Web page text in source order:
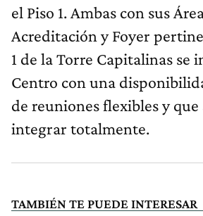
el Piso 1. Ambas con sus
Acreditación y Foyer
1 de la Torre Capitalinas se
Centro con una
de reuniones flexibles y que
integrar totalmente.
TAMBIÉN TE PUEDE INTERESAR